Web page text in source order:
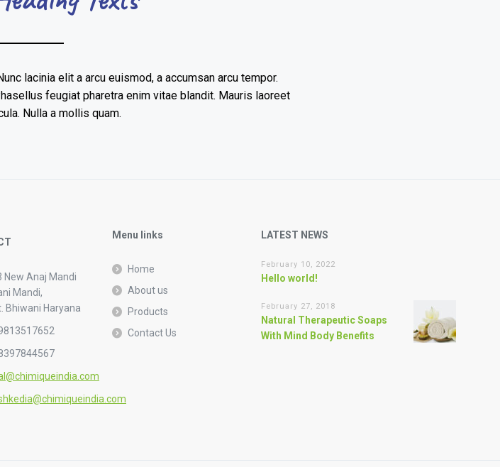
lacinia elit a arcu euismod, a accumsan arcu tempor.
feugiat pharetra enim vitae blandit. Mauris laoreet
Nulla a mollis quam.
New Anaj Mandi
Mandi,
Bhiwani Haryana
Menu links
Home
About us
Products
Contact Us
LATEST NEWS
February 10, 2022
Hello world!
February 27, 2018
Natural Therapeutic Soaps
With Mind Body Benefits